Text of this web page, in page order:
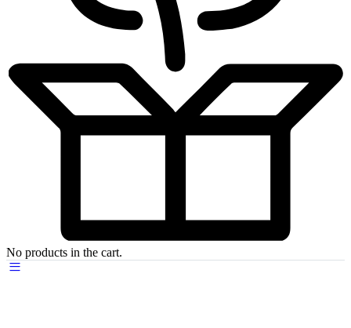
No products in the cart.